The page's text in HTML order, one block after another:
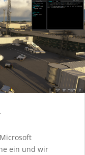
ein und wir